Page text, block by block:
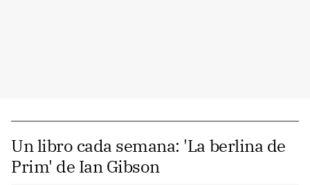
Un libro cada semana: 'La berlina de
Prim' de Ian Gibson